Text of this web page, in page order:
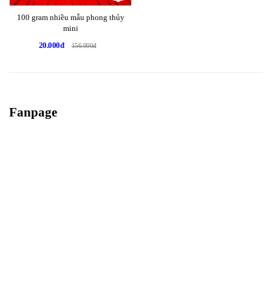
100 gram nhiều mẫu phong thủy
mini
20.000đ
156.000đ
Fanpage